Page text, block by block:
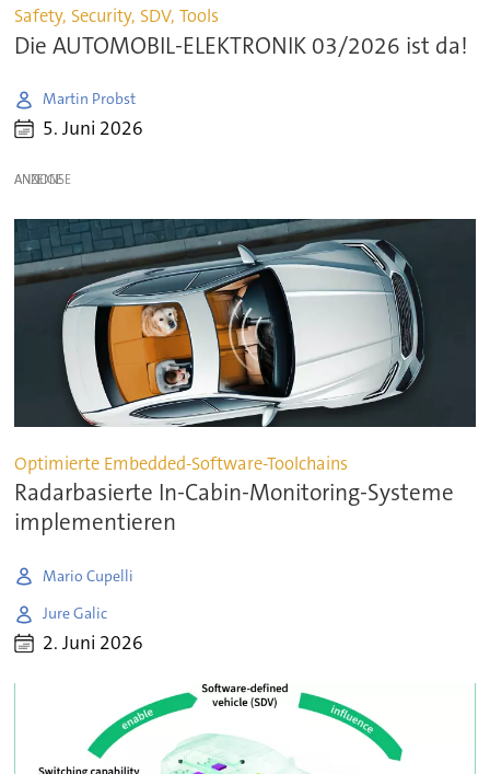
Safety, Security, SDV, Tools
Die AUTOMOBIL-ELEKTRONIK 03/2026 ist da!
Martin Probst
5. Juni 2026
ANZEIGE
Optimierte Embedded-Software-Toolchains
Radarbasierte In-Cabin-Monitoring-Systeme
implementieren
Mario Cupelli
Jure Galic
2. Juni 2026